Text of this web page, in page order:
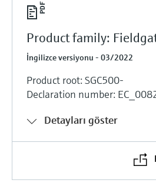
Product family:
İngilizce versiyonu - 03/2022
Product root: SGC500-
Declaration number:
Detayları göster